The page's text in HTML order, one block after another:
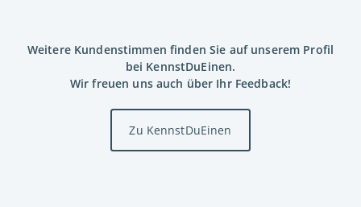
Weitere Kundenstimmen finden Sie auf unserem Profil
bei KennstDuEinen.
Wir freuen uns auch über Ihr Feedback!
Zu KennstDuEinen